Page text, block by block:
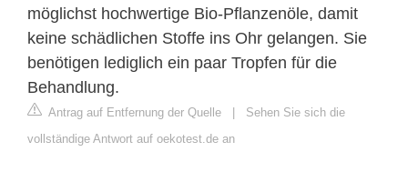
möglichst hochwertige Bio-Pflanzenöle, damit
keine schädlichen Stoffe ins Ohr gelangen. Sie
benötigen lediglich ein paar Tropfen für die
Behandlung.
Antrag auf Entfernung der Quelle | Sehen Sie sich die
vollständige Antwort auf oekotest.de an